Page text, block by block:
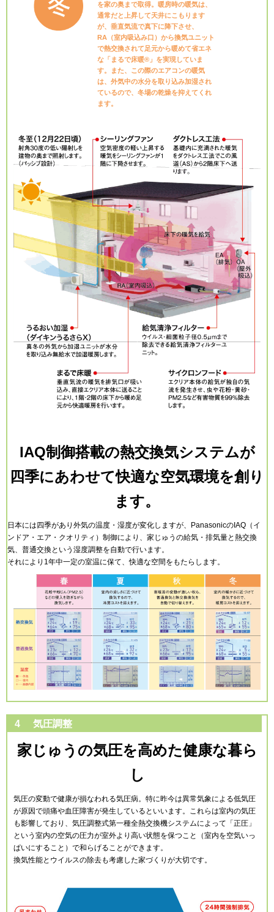
を家の奥まで取得。暖房時の暖気は、
通常だと上昇して天井にこもります
が、垂直気流で真下に降下させ、
RA（室内吸込み口）から換気ユニット
で熱交換されて足元から暖めて省エネ
な「まるで床暖®」を実現していま
す。また、この際のエアコンの暖気
は、外気中の水分を取り込み加湿され
ているので、冬場の乾燥を抑えてくれ
ます。
IAQ制御搭載の熱交換気システムが
四季にあわせて快適な空気環境を創り
ます。
日本には四季があり外気の温度・湿度が変化しますが、PanasonicのIAQ（イ
ンドア・エア・クオリティ）制御により、家じゅうの給気・排気量と熱交換
気、普通交換という湿度調整を自動で行います。
それにより1年中一定の室温に保て、快適な空間をもたらします。
4 気圧調整
家じゅうの気圧を高めた健康な暮ら
し
気圧の変動で健康が損なわれる気圧病。特に昨今は異常気象による低気圧
が原因で頭痛や血圧障害が発生しているといいます。これらは室内の気圧
も影響しており、気圧調整式第一種全熱交換機システムによって「正圧」
という室内の空気の圧力が室外より高い状態を保つこと（室内を空気いっ
ぱいにすること）で和らげることができます。
換気性能とウイルスの除去も考慮した家づくりが大切です。